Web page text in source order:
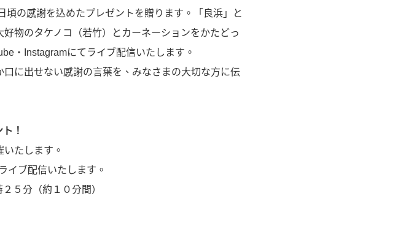
の感謝を込めたプレゼントを贈ります。「良浜」と
物のタケノコ（若竹）とカーネーションをかたどっ
・Instagramにてライブ配信いたします。
に出せない感謝の言葉を、みなさまの大切な方に伝
！
たします。
ブ配信いたします。
５分（約１０分間）